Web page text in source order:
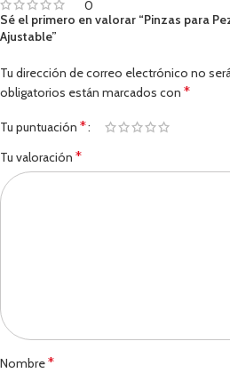
0
Sé el primero en valorar “Pinzas para
Ajustable”
Tu dirección de correo electrónico no
obligatorios están marcados con *
Tu puntuación *
Tu valoración *
Nombre*